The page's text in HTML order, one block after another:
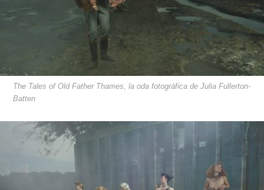
The Tales of Old Father Thames, la oda fotográfica de Julia Fullerton-
Batten